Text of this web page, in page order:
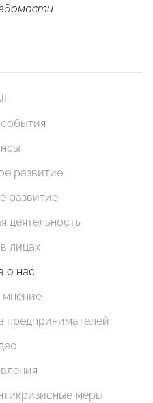
развитие
развитие
деятельность
лицах
о нас
предпринимателей
меры